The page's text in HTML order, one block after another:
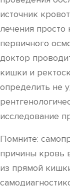
источник
лечения просто
первичного
доктор
кишки и
определить не
исследование
Помните:
причины кровь
из прямой